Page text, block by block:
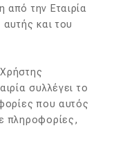
από την Εταιρία
και του
συλλέγει το
που αυτός
πληροφορίες,